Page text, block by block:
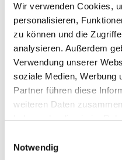
Wir verwenden Cookies,
personalisieren,
zu können und die
analysieren. Außerdem
Verwendung unserer
soziale Medien, Werbung
Partner führen diese
weiteren Daten
Notwendig
des Redens fehlt,
für Sie und suchen
geschützten Rahmen
Strategie, mit den
lösungsorientiert
Informationen erhalten
0151 / 72 14 02 6